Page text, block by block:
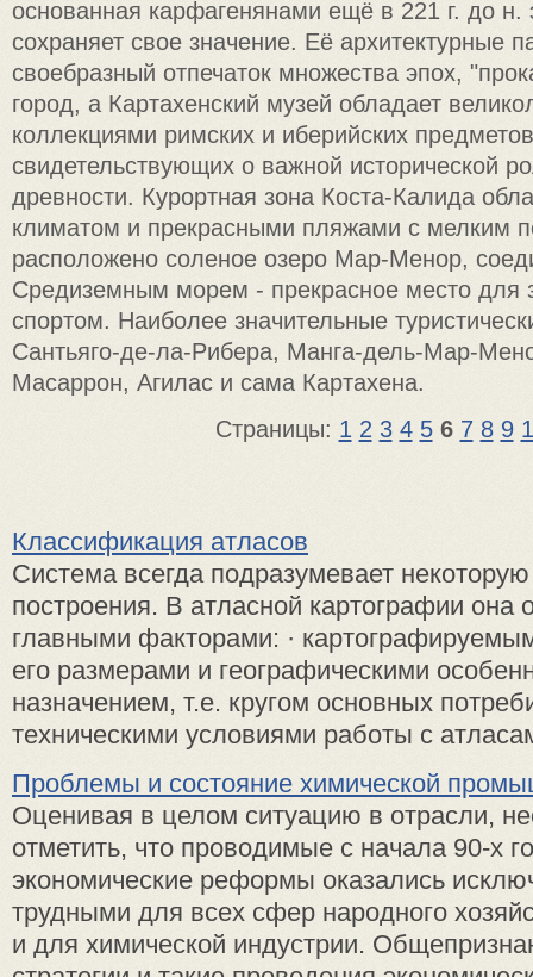
основанная карфагенянами ещё в 221 г. до н.
сохраняет свое значение. Её архитектурные
своебразный отпечаток множества эпох,
город, а Картахенский музей обладает
коллекциями римских и иберийских
свидетельствующих о важной исторической
древности. Курортная зона Коста-Калида
климатом и прекрасными пляжами с мелким
расположено соленое озеро Мар-Менор,
Средиземным морем - прекрасное место для
спортом. Наиболее значительные
Сантьяго-де-ла-Рибера, Манга-дель-Мар-
Масаррон, Агилас и сама Картахена.
Страницы: 1 2 3 4 5 6 7 8 9
Классификация атласов
Система всегда подразумевает некоторую
построения. В атласной картографии она
главными факторами: ·
его размерами и географическими
назначением, т.е. кругом основных
техническими условиями работы с
Проблемы и состояние химической
Оценивая в целом ситуацию в отрасли,
отметить, что проводимые с начала 90-х
экономические реформы оказались
трудными для всех сфер народного
и для химической индустрии.